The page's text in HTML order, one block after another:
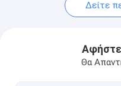
Β διαμορφωμένο
Φίλτρο καφέ
Δείτε
Θα